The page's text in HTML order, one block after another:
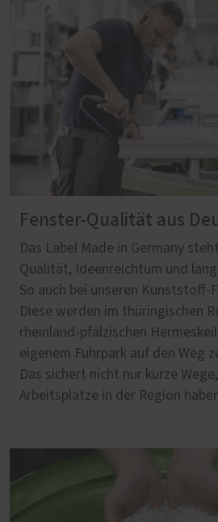
Fenster-Qualität aus
Das Label Made in Germany
Qualität, Ideenreichtum und
So auch bei unseren Kunststoff-
Diese werden im thüringischen
rheinland-pfälzischen
eigenem Fuhrpark auf den Weg
Das sichert nicht nur kurze
Arbeitsplätze in der Region